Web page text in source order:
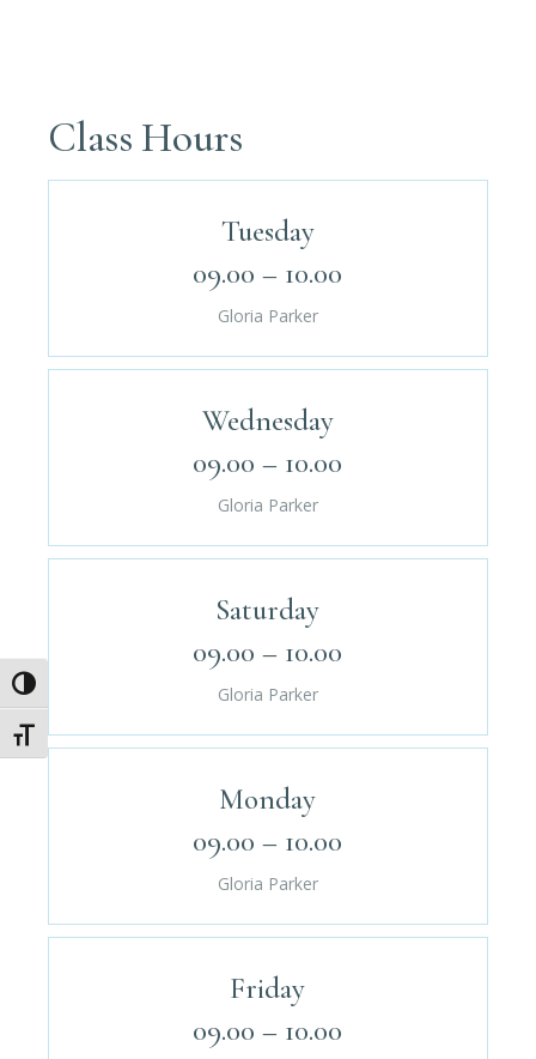
Umschalten auf hohe Kontraste
Schrift vergrößern
Class Hours
Tuesday
09.00 – 10.00
Gloria Parker
Wednesday
09.00 – 10.00
Gloria Parker
Saturday
09.00 – 10.00
Gloria Parker
Monday
09.00 – 10.00
Gloria Parker
Friday
09.00 – 10.00